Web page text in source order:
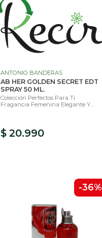
ANTONIO BANDERAS
AB HER GOLDEN SECRET EDT
SPRAY 50 ML.
Colección Perfectos Para Ti
Fragancia Femenina Elegante Y...
$ 20.990
-36%